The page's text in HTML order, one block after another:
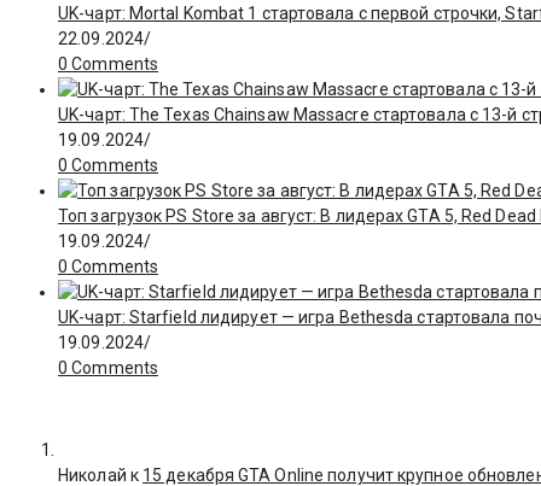
UK-чарт: Mortal Kombat 1 стартовала с первой строчки,
22.09.2024/
0 Comments
UK-чарт: The Texas Chainsaw Massacre стартовала с 13-й
19.09.2024/
0 Comments
Топ загрузок PS Store за август: В лидерах GTA 5, Red
19.09.2024/
0 Comments
UK-чарт: Starfield лидирует — игра Bethesda стартовала
19.09.2024/
0 Comments
Николай к 15 декабря GTA Online получит крупное